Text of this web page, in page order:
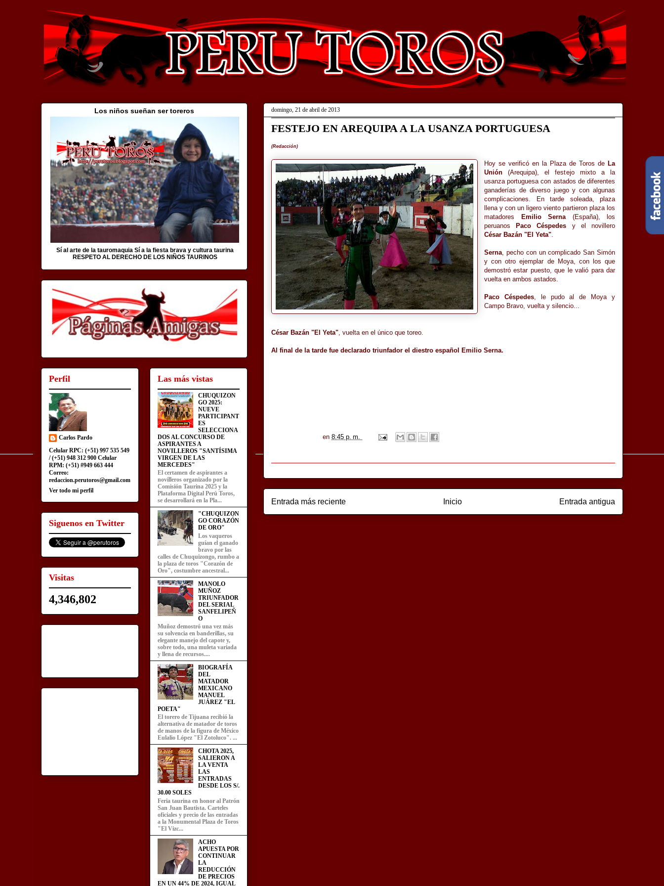
domingo, 21 de abril de 2013
FESTEJO EN AREQUIPA A LA USANZA PORTUGUESA
(Redacción)
Hoy se verificó en la Plaza de Toros de La
Unión (Arequipa), el festejo mixto a la
usanza portuguesa con astados de diferentes
ganaderías de diverso juego y con algunas
complicaciones. En tarde soleada, plaza
llena y con un ligero viento partieron plaza los
matadores
Emilio Serna(España), los
peruanos
Paco Céspedes y el novillero
César Bazán "El Yeta".
Serna, pecho con un complicado San Simón
y con otro ejemplar de Moya, con los que
demostró estar puesto, que le valió para dar
vuelta en ambos astados.
Paco Céspedes, le pudo al de Moya y
Campo Bravo, vuelta y silencio...
César Bazán "El Yeta", vuelta en el único que toreo.
Al final de la tarde fue declarado triunfador el diestro español Emilio Serna.
en 8:45 p. m.
Entrada más reciente Entrada antigua
Inicio
Los niños sueñan ser toreros
Sí al arte de la tauromaquia Sí a la fiesta brava y cultura taurina
RESPETO AL DERECHO DE LOS NIÑOS TAURINOS
Perfil
Carlos Pardo
Celular RPC: (+51) 997 535 549
/ (+51) 948 312 900 Celular
RPM: (+51) #949 663 444
Correo:
redaccion.perutoros@gmail.com
Ver todo mi perfil
Siguenos en Twitter
Visitas
4,346,802
Las más vistas
CHUQUIZON
GO 2025:
NUEVE
PARTICIPANT
ES
SELECCIONA
DOS AL CONCURSO DE
ASPIRANTES A
NOVILLEROS "SANTÍSIMA
VIRGEN DE LAS
MERCEDES"
El certamen de aspirantes a
novilleros organizado por la
Comisión Taurina 2025 y la
Plataforma Digital Perú Toros,
se desarrollará en la Pla...
"CHUQUIZON
GO CORAZÓN
DE ORO"
Los vaqueros
guían el ganado
bravo por las
calles de Chuquizongo, rumbo a
la plaza de toros "Corazón de
Oro", costumbre ancestral...
MANOLO
MUÑOZ
TRIUNFADOR
DEL SERIAL
SANFELIPEÑ
O
Muñoz demostró una vez más
su solvencia en banderillas, su
elegante manejo del capote y,
sobre todo, una muleta variada
y llena de recursos....
BIOGRAFÍA
DEL
MATADOR
MEXICANO
MANUEL
JUÁREZ "EL
POETA"
El torero de Tijuana recibió la
alternativa de matador de toros
de manos de la figura de México
Eulalio López "El Zotoluco". ...
CHOTA 2025,
SALIERON A
LA VENTA
LAS
ENTRADAS
DESDE LOS S/.
30.00 SOLES
Feria taurina en honor al Patrón
San Juan Bautista. Carteles
oficiales y precio de las entradas
a la Monumental Plaza de Toros
"El Vizc...
ACHO
APUESTA POR
CONTINUAR
LA
REDUCCIÓN
DE PRECIOS
EN UN 44% DE 2024, IGUAL